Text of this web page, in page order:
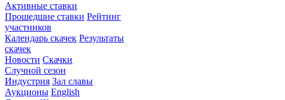
Активные ставки
Прошедшие ставки Рейтинг
участников
Календарь скачек Результаты
скачек
Новости Скачки
Случной сезон
Индустрия Зал славы
Аукционы English